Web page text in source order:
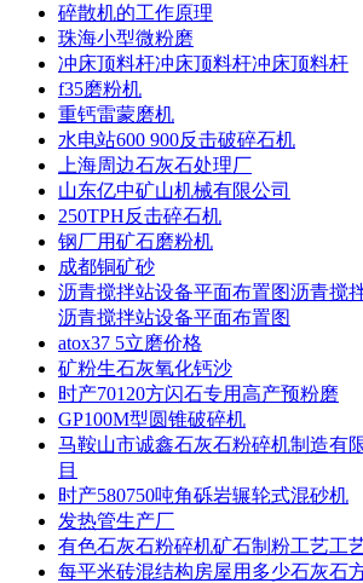
碎散机的工作原理
珠海小型微粉磨
冲床顶料杆冲床顶料杆冲床顶料杆
f35磨粉机
重钙雷蒙磨机
水电站600 900反击破碎石机
上海周边石灰石处理厂
山东亿中矿山机械有限公司
250TPH反击碎石机
钢厂用矿石磨粉机
成都铜矿砂
沥青搅拌站设备平面布置图沥青搅
沥青搅拌站设备平面布置图
atox37 5立磨价格
矿粉生石灰氧化钙沙
时产70120方闪石专用高产预粉磨
GP100M型圆锥破碎机
马鞍山市诚鑫石灰石粉碎机制造有
目
时产580750吨角砾岩辗轮式混砂机
发热管生产厂
有色石灰石粉碎机矿石制粉工艺工
每平米砖混结构房屋用多少石灰石